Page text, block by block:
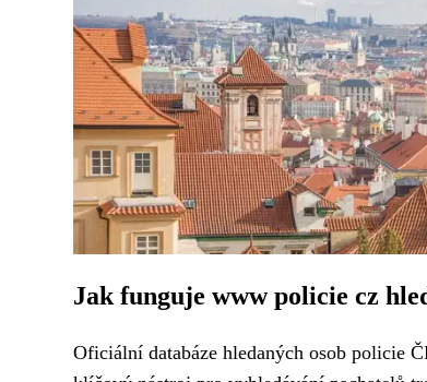
Jak funguje www policie cz
Oficiální databáze hledaných osob policie